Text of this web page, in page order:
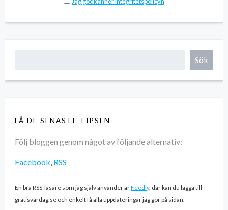
Sök
FÅ DE SENASTE TIPSEN
Följ bloggen genom något av följande alternativ:
Facebook, RSS
En bra RSS-läsare som jag själv använder ärFeedly, där kan du lägga till
gratisvardag.se och enkelt få alla uppdateringar jag gör på sidan.